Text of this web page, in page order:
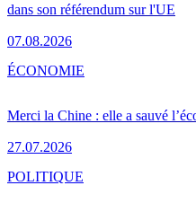
dans son référendum sur l'UE
07.08.2026
Merci la Chine : elle a sauvé
27.07.2026
ÉCONOMIE
POLITIQUE